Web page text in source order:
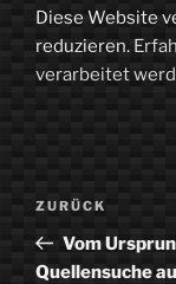
Diese Website
reduzieren.
verarbeitet
Vorheriger
Beitrag
ZURÜCK
Vom
Quellensuche